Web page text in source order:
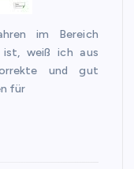
im Bereich
ist, weiß ich aus
und gut
für